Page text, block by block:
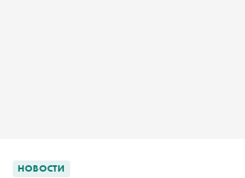
НОВОСТИ